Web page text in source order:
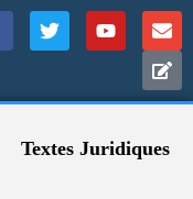
Textes Juridiques